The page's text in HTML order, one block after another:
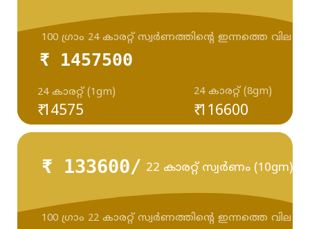
₹ 1457500
₹ 14575
24 കാരറ്റ് (1gm) 24 കാരറ്റ് (8gm)
100 ഗ്രാം 24 കാരറ്റ് സ്വർണത്തിന്റെ ഇന്നത്തെ വില
₹ 116600
₹ 133600/ 22 കാരറ്റ് സ്വർണം (10gm)
100 ഗ്രാം 22 കാരറ്റ് സ്വർണത്തിന്റെ ഇന്നത്തെ വില